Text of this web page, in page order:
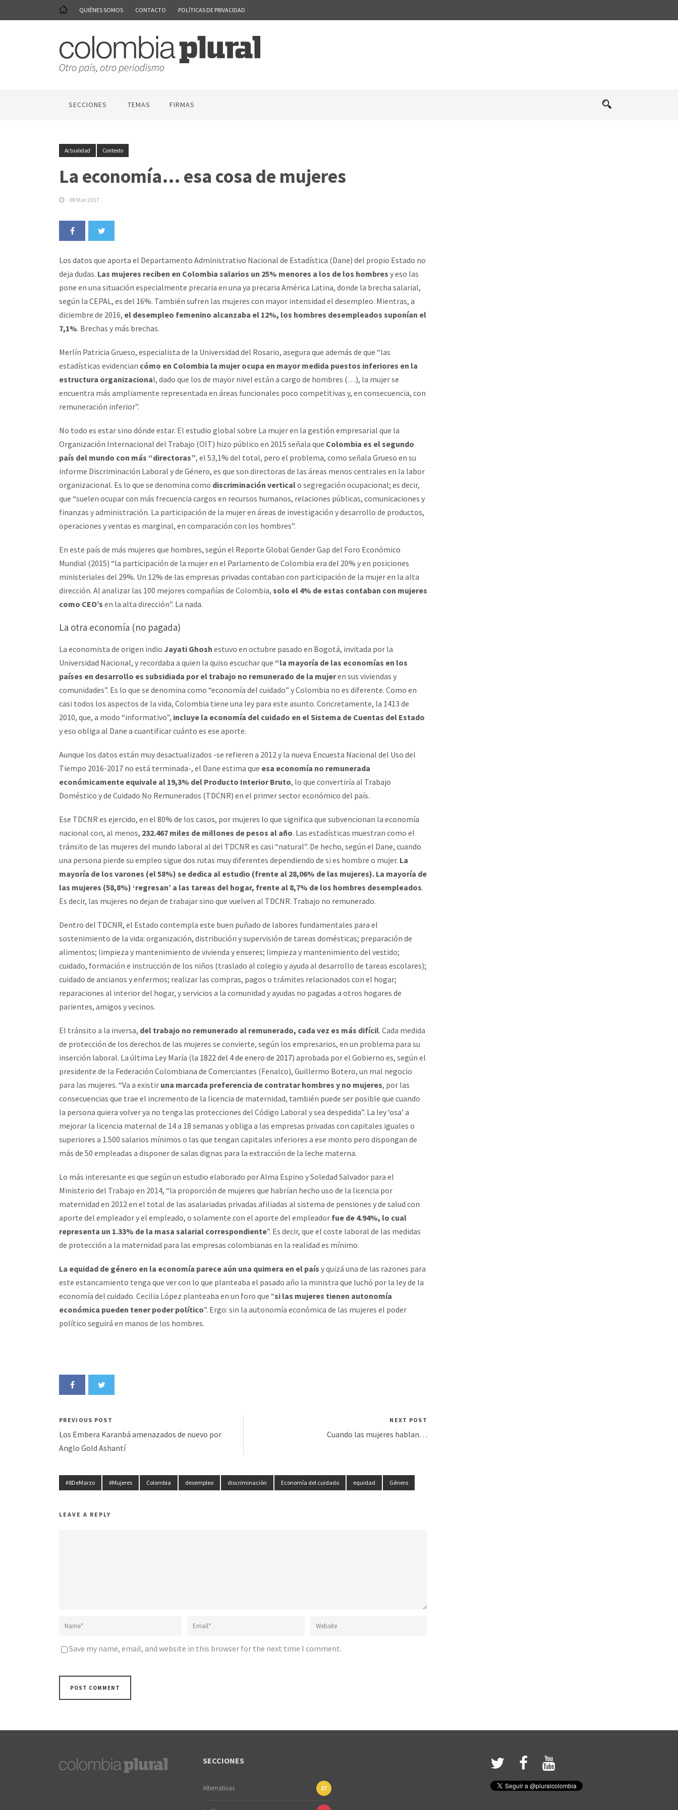
QUIÉNES SOMOS CONTACTO POLÍTICAS DE PRIVACIDAD
SECCIONES TEMAS FIRMAS
Actualidad Contexto
La economía… esa cosa de mujeres
08 Mar 2017
Los datos que aporta el Departamento Administrativo Nacional de Estadística (Dane) del propio Estado no
deja dudas. Las mujeres reciben en Colombia salarios un 25% menores a los de los hombres y eso las
pone en una situación especialmente precaria en una ya precaria América Latina, donde la brecha salarial,
según la CEPAL, es del 16%. También sufren las mujeres con mayor intensidad el desempleo. Mientras, a
diciembre de 2016, el desempleo femenino alcanzaba el 12%, los hombres desempleados suponían el
7,1%. Brechas y más brechas.
Merlín Patricia Grueso, especialista de la Universidad del Rosario, asegura que además de que “las
estadísticas evidencian cómo en Colombia la mujer ocupa en mayor medida puestos inferiores en la
estructura organizacional, dado que los de mayor nivel están a cargo de hombres (…), la mujer se
encuentra más ampliamente representada en áreas funcionales poco competitivas y, en consecuencia, con
remuneración inferior”.
No todo es estar sino dónde estar. El estudio global sobre La mujer en la gestión empresarial que la
Organización Internacional del Trabajo (OIT) hizo público en 2015 señala que Colombia es el segundo
país del mundo con más “directoras”, el 53,1% del total, pero el problema, como señala Grueso en su
informe Discriminación Laboral y de Género, es que son directoras de las áreas menos centrales en la labor
organizacional. Es lo que se denomina como discriminación verticalo segregación ocupacional; es decir,
que “suelen ocupar con más frecuencia cargos en recursos humanos, relaciones públicas, comunicaciones y
finanzas y administración. La participación de la mujer en áreas de investigación y desarrollo de productos,
operaciones y ventas es marginal, en comparación con los hombres”.
En este país de más mujeres que hombres, según el Reporte Global Gender Gap del Foro Económico
Mundial (2015) “la participación de la mujer en el Parlamento de Colombia era del 20% y en posiciones
ministeriales del 29%. Un 12% de las empresas privadas contaban con participación de la mujer en la alta
dirección. Al analizar las 100 mejores compañías de Colombia, solo el 4% de estas contaban con mujeres
como CEO’s en la alta dirección”. La nada.
La otra economía (no pagada)
La economista de origen indio Jayati Ghosh estuvo en octubre pasado en Bogotá, invitada por la
Universidad Nacional, y recordaba a quien la quiso escuchar que “la mayoría de las economías en los
países en desarrollo es subsidiada por el trabajo no remunerado de la mujeren sus viviendas y
comunidades”. Es lo que se denomina como “economía del cuidado” y Colombia no es diferente. Como en
casi todos los aspectos de la vida, Colombia tiene una ley para este asunto. Concretamente, la 1413 de
2010, que, a modo “informativo”, incluye la economía del cuidado en el Sistema de Cuentas del Estado
y eso obliga al Dane a cuantificar cuánto es ese aporte.
Aunque los datos están muy desactualizados -se refieren a 2012 y la nueva Encuesta Nacional del Uso del
Tiempo 2016-2017 no está terminada-, el Dane estima que esa economía no remunerada
económicamente equivale al 19,3% del Producto Interior Bruto, lo que convertiría al Trabajo
Doméstico y de Cuidado No Remunerados (TDCNR) en el primer sector económico del país.
Ese TDCNR es ejercido, en el 80% de los casos, por mujeres lo que significa que subvencionan la economía
nacional con, al menos, 232.467 miles de millones de pesos al año. Las estadísticas muestran como el
tránsito de las mujeres del mundo laboral al del TDCNR es casi “natural”. De hecho, según el Dane, cuando
una persona pierde su empleo sigue dos rutas muy diferentes dependiendo de si es hombre o mujer. La
mayoría de los varones (el 58%) se dedica al estudio (frente al 28,06% de las mujeres). La mayoría de
las mujeres (58,8%) ‘regresan’ a las tareas del hogar, frente al 8,7% de los hombres desempleados.
Es decir, las mujeres no dejan de trabajar sino que vuelven al TDCNR. Trabajo no remunerado.
Dentro del TDCNR, el Estado contempla este buen puñado de labores fundamentales para el
sostenimiento de la vida: organización, distribución y supervisión de tareas domésticas; preparación de
alimentos; limpieza y mantenimiento de vivienda y enseres; limpieza y mantenimiento del vestido;
cuidado, formación e instrucción de los niños (traslado al colegio y ayuda al desarrollo de tareas escolares);
cuidado de ancianos y enfermos; realizar las compras, pagos o trámites relacionados con el hogar;
reparaciones al interior del hogar, y servicios a la comunidad y ayudas no pagadas a otros hogares de
parientes, amigos y vecinos.
El tránsito a la inversa, del trabajo no remunerado al remunerado, cada vez es más difícil. Cada medida
de protección de los derechos de las mujeres se convierte, según los empresarios, en un problema para su
inserción laboral. La última Ley María (la 1822 del 4 de enero de 2017) aprobada por el Gobierno es, según el
presidente de la Federación Colombiana de Comerciantes (Fenalco), Guillermo Botero, un mal negocio
para las mujeres. “Va a existir una marcada preferencia de contratar hombres y no mujeres, por las
consecuencias que trae el incremento de la licencia de maternidad, también puede ser posible que cuando
la persona quiera volver ya no tenga las protecciones del Código Laboral y sea despedida”. La ley ‘osa’ a
mejorar la licencia maternal de 14 a 18 semanas y obliga a las empresas privadas con capitales iguales o
superiores a 1.500 salarios mínimos o las que tengan capitales inferiores a ese monto pero dispongan de
más de 50 empleadas a disponer de salas dignas para la extracción de la leche materna.
Lo más interesante es que según un estudio elaborado por Alma Espino y Soledad Salvador para el
Ministerio del Trabajo en 2014, “la proporción de mujeres que habrían hecho uso de la licencia por
maternidad en 2012 en el total de las asalariadas privadas afiliadas al sistema de pensiones y de salud con
aporte del empleador y el empleado, o solamente con el aporte del empleador fue de 4.94%, lo cual
representa un 1.33% de la masa salarial correspondiente”. Es decir, que el coste laboral de las medidas
de protección a la maternidad para las empresas colombianas en la realidad es mínimo.
La equidad de género en la economía parece aún una quimera en el país y quizá una de las razones para
este estancamiento tenga que ver con lo que planteaba el pasado año la ministra que luchó por la ley de la
economía del cuidado. Cecilia López planteaba en un foro que “si las mujeres tienen autonomía
económica pueden tener poder político”. Ergo: sin la autonomía económica de las mujeres el poder
político seguirá en manos de los hombres.
PREVIOUS POST
Los Embera Karanbá amenazados de nuevo por
Anglo Gold Ashantí
NEXT POST
Cuando las mujeres hablan…
#8DeMarzo #Mujeres Colombia desempleo discriminación Economía del cuidado equidad Género
LEAVE A REPLY
Save my name, email, and website in this browser for the next time I comment.
SECCIONES
Alternativas 27